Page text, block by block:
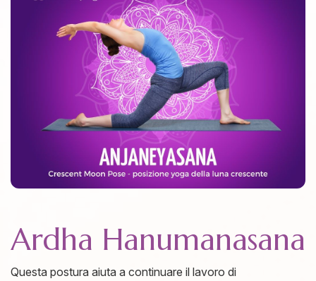
Ardha Hanumanasana
Questa postura aiuta a continuare il lavoro di